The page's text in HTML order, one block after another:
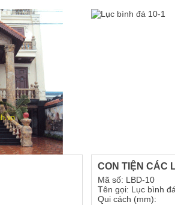
CON TIỆN CÁC
Mã số: LBD-10
Tên gọi: Lục bình
Qui cách (mm):